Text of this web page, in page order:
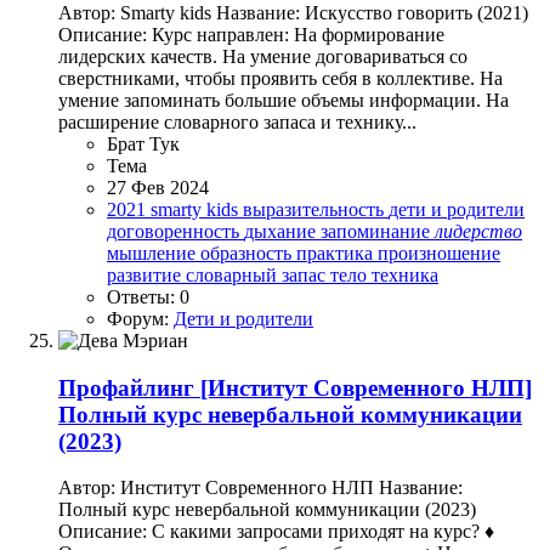
Автор: Smarty kids Название: Искусство говорить (2021)
Описание: Курс направлен: На формирование
лидерских качеств. На умение договариваться со
сверстниками, чтобы проявить себя в коллективе. На
умение запоминать большие объемы информации. На
расширение словарного запаса и технику...
Брат Тук
Тема
27 Фев 2024
2021 smarty kids выразительность дети и родители
договоренность дыхание запоминание лидерство
мышление образность практика произношение
развитие словарный запас тело техника
Ответы: 0
Форум: Дети и родители
Профайлинг [Институт Современного НЛП]
Полный курс невербальной коммуникации
(2023)
Автор: Институт Современного НЛП Название:
Полный курс невербальной коммуникации (2023)
Описание: С какими запросами приходят на курс? ♦